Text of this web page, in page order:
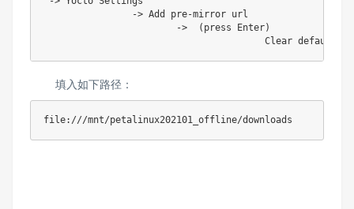
Clear default
填入如下路径：
file:///mnt/petalinux202101_offline/downloads